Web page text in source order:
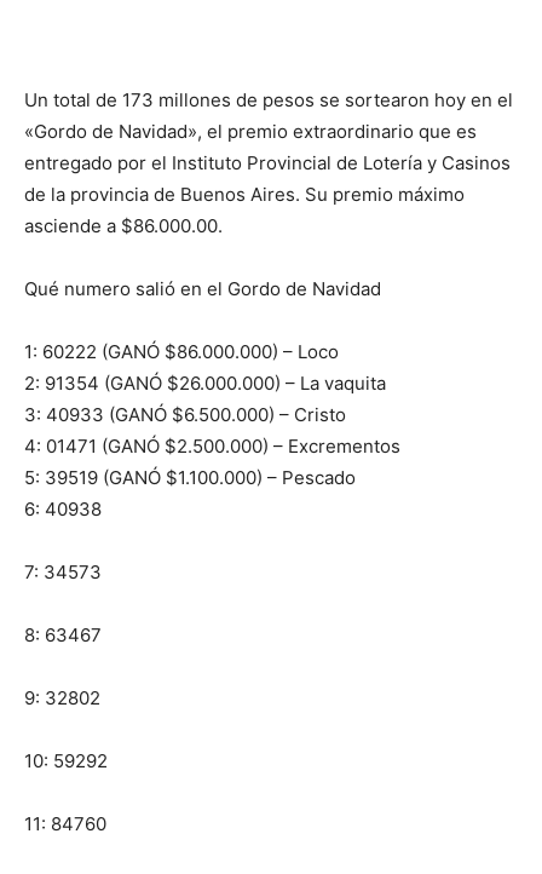
Un total de 173 millones de pesos se sortearon hoy en el
«Gordo de Navidad», el premio extraordinario que es
entregado por el Instituto Provincial de Lotería y Casinos
de la provincia de Buenos Aires. Su premio máximo
asciende a $86.000.00.
Qué numero salió en el Gordo de Navidad
1: 60222 (GANÓ $86.000.000) – Loco
2: 91354 (GANÓ $26.000.000) – La vaquita
3: 40933 (GANÓ $6.500.000) – Cristo
4: 01471 (GANÓ $2.500.000) – Excrementos
5: 39519 (GANÓ $1.100.000) – Pescado
6: 40938
7: 34573
8: 63467
9: 32802
10: 59292
11: 84760